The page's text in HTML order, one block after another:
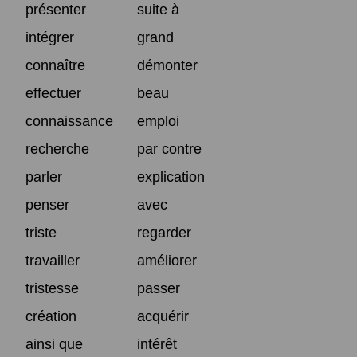
présenter
suite à
intégrer
grand
connaître
démonter
effectuer
beau
connaissance
emploi
recherche
par contre
parler
explication
penser
avec
triste
regarder
travailler
améliorer
tristesse
passer
création
acquérir
ainsi que
intérêt